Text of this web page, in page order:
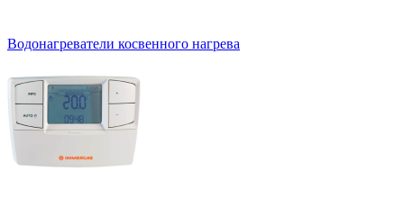
Водонагреватели косвенного нагрева